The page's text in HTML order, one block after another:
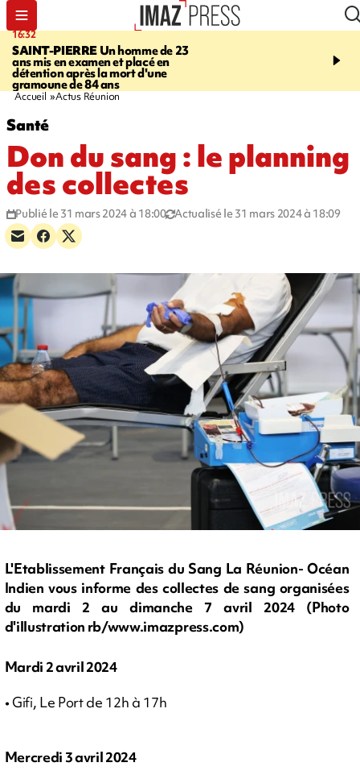
16:32
SAINT-PIERREUn homme de 23
ans mis en examen et placé en
détention après la mort d'une
gramoune de 84 ans
21:08
et Turquie scellent un
Accueil Actus Réunion
Santé
Don du sang : le planning
des collectes
Publié le 31 mars 2024 à 18:00 Actualisé le 31 mars 2024 à 18:09
L'Etablissement Français du Sang La Réunion- Océan
Indien vous informe des collectes de sang organisées
du mardi 2 au dimanche 7 avril 2024 (Photo
d'illustration rb/www.imazpress.com)
Mardi 2 avril 2024
• Gifi, Le Port de 12h à 17h
Mercredi 3 avril 2024